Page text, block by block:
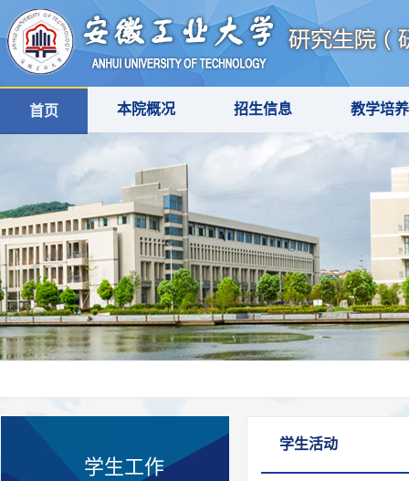
首页 本院概况 招生信息 教学培养
学生工作
学生活动